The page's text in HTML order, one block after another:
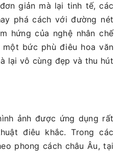
giản mà lại tinh tế, các
phá cách với đường nét
hứng của nghệ nhân chế
bức phù điêu hoa văn
lại vô cùng đẹp và thu hút
ảnh được ứng dụng rất
điêu khắc. Trong các
phong cách châu Âu, tại